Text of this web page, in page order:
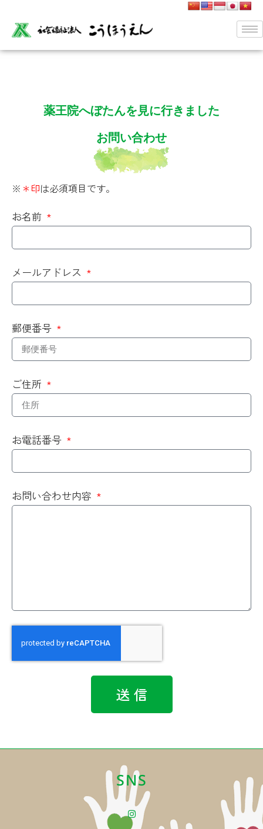
薬王院へぼたんを見に行きました
お問い合わせ
※ ＊印は必須項目です。
お名前
メールアドレス
郵便番号
ご住所
お電話番号
お問い合わせ内容
送 信
SNS